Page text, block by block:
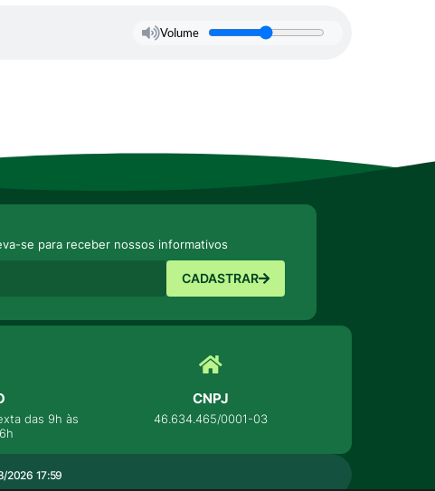
Volume
se para receber nossos informativos
CADASTRAR
das 9h às
CNPJ
46.634.465/0001-03
2026 17:59